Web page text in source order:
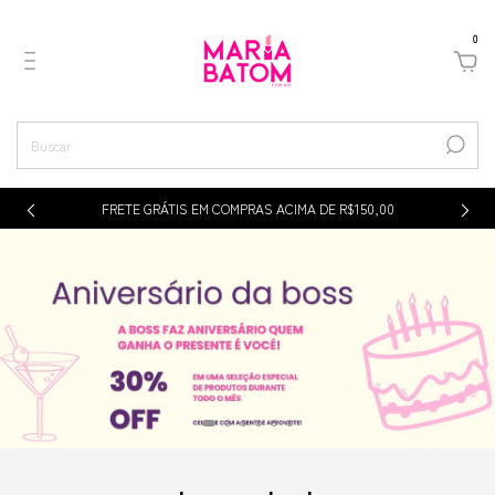
0
FRETE GRÁTIS EM COMPRAS ACIMA DE R$150,00